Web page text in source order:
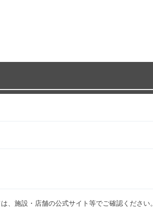
、施設・店舗の公式サイト等でご確認ください。